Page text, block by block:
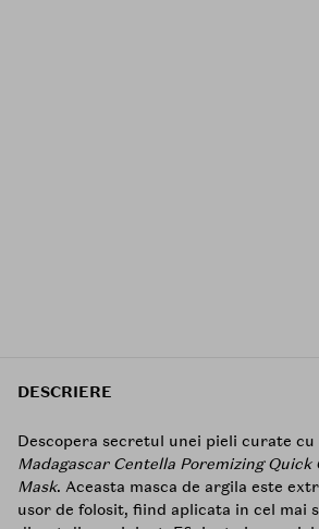
DESCRIERE
Descopera secretul unei pieli curate cu
Madagascar Centella Poremizing Quick
Mask. Aceasta masca de argila este
usor de folosit, fiind aplicata in cel mai